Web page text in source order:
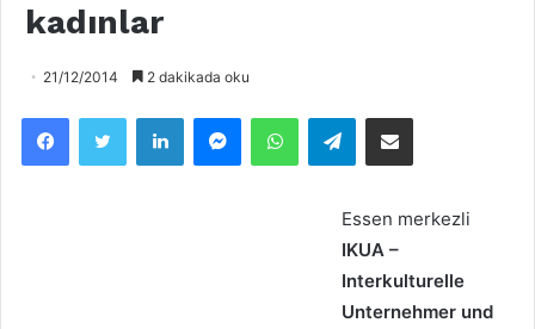
kadınlar
21/12/2014 2 dakikada oku
Telegram
Essen merkezli
IKUA –
Interkulturelle
Unternehmer und